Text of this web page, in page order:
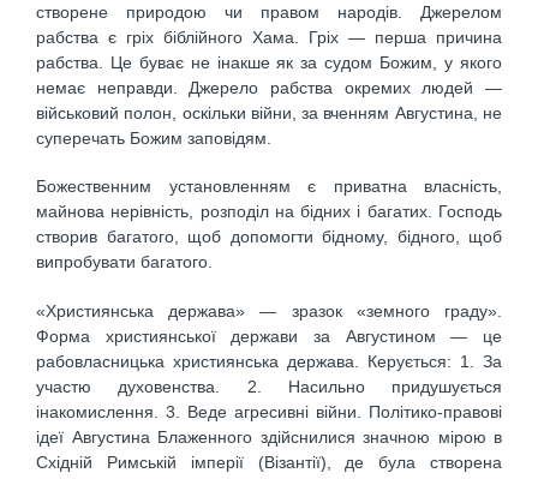
створене природою чи правом народів. Джерелом
рабства є гріх біблійного Хама. Гріх — перша причина
рабства. Це буває не інакше як за судом Божим, у якого
немає неправди. Джерело рабства окремих людей —
військовий полон, оскільки війни, за вченням Августина, не
суперечать Божим заповідям.
Божественним установленням є приватна власність,
майнова нерівність, розподіл на бідних і багатих. Господь
створив багатого, щоб допомогти бідному, бідного, щоб
випробувати багатого.
«Християнська держава» — зразок «земного граду».
Форма християнської держави за Августином — це
рабовласницька християнська держава. Керується: 1. За
участю духовенства. 2. Насильно придушується
інакомислення. 3. Веде агресивні війни. Політико-правові
ідеї Августина Блаженного здійснилися значною мірою в
Східній Римській імперії (Візантії), де була створена